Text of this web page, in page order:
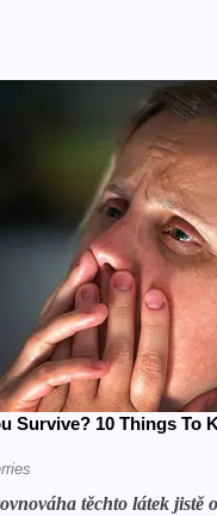
těchto látek